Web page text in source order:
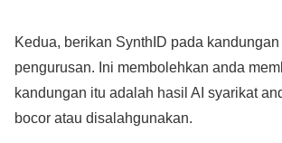
Kedua, berikan SynthID pada
pengurusan. Ini membolehkan anda
kandungan itu adalah hasil AI syarikat
bocor atau disalahgunakan.